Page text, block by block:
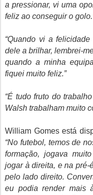
a pressionar, vi uma
feliz ao conseguir o
“Quando vi a
dele a brilhar, lembrei-
quando a minha
fiquei muito feliz.”
“É tudo fruto do
Walsh trabalham muito
William Gomes está
“No futebol, temos de
formação, jogava
jogar à direita, e na pré-
pelo lado direito.
eu podia render mais